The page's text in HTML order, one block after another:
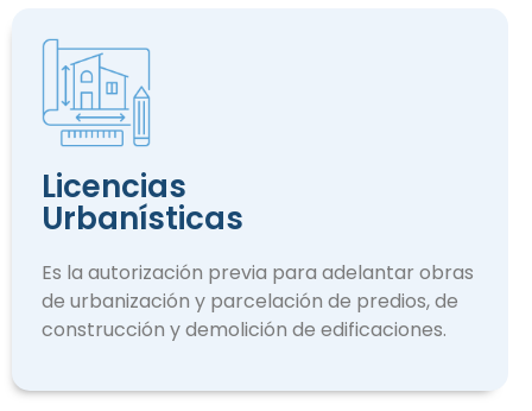
Licencias
Urbanísticas
Es la autorización previa para adelantar obras
de urbanización y parcelación de predios, de
construcción y demolición de edificaciones.